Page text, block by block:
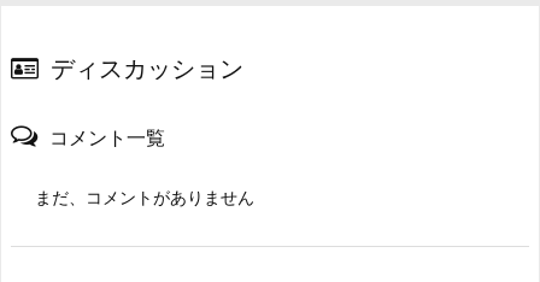
ディスカッション
コメント一覧
まだ、コメントがありません